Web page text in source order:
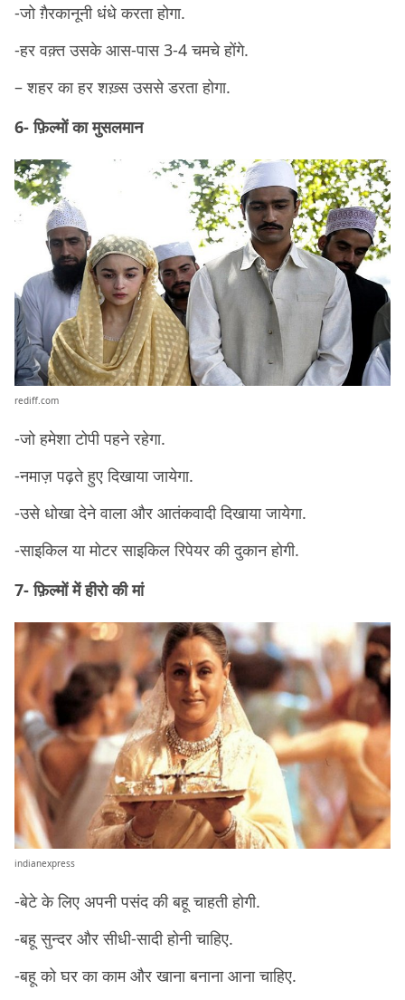
-जो ग़ैरकानूनी धंधे करता होगा.
-हर वक़्त उसके आस-पास 3-4 चमचे होंगे.
– शहर का हर शख़्स उससे डरता होगा.
6- फ़िल्मों का मुसलमान
rediff.com
-जो हमेशा टोपी पहने रहेगा.
-नमाज़ पढ़ते हुए दिखाया जायेगा.
-उसे धोखा देने वाला और आतंकवादी दिखाया जायेगा.
-साइकिल या मोटर साइकिल रिपेयर की दुकान होगी.
7- फ़िल्मों में हीरो की मां
indianexpress
-बेटे के लिए अपनी पसंद की बहू चाहती होगी.
-बहू सुन्दर और सीधी-सादी होनी चाहिए.
-बहू को घर का काम और खाना बनाना आना चाहिए.